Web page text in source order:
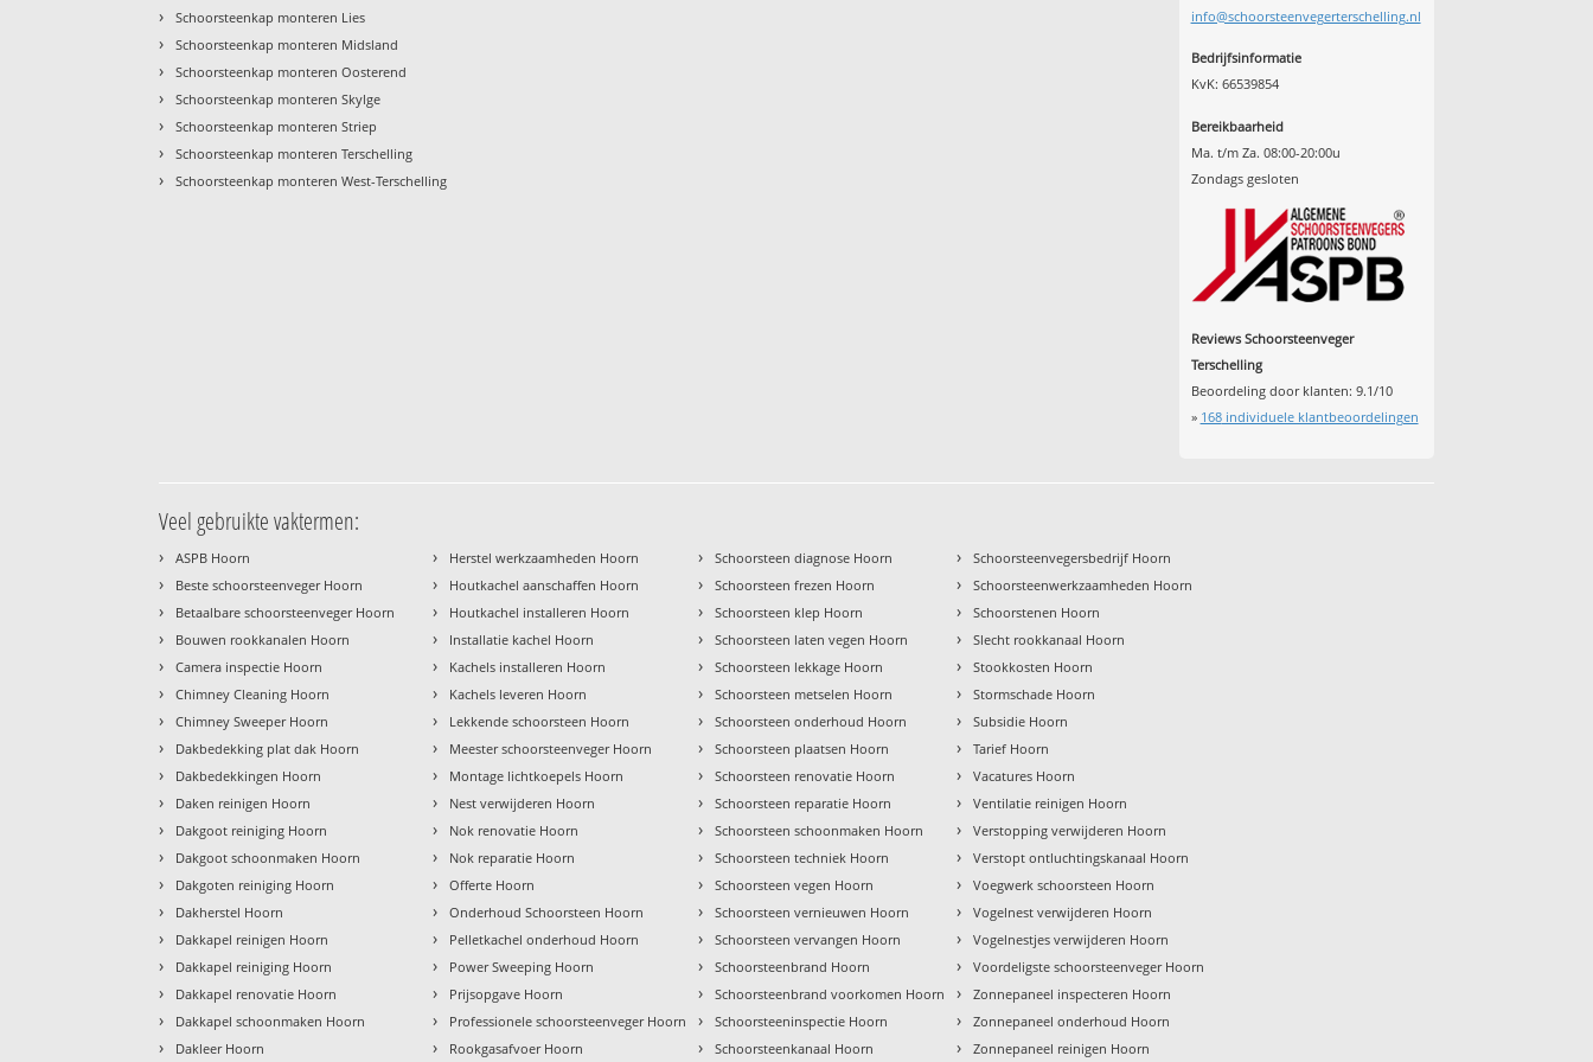
›
Schoorsteenkap monteren Lies
› Schoorsteenkap monteren Midsland
› Schoorsteenkap monteren Oosterend
› Schoorsteenkap monteren Skylge
› Schoorsteenkap monteren Striep
› Schoorsteenkap monteren Terschelling
› Schoorsteenkap monteren West-Terschelling
info@schoorsteenvegerterschelling.nl
Bedrijfsinformatie
KvK: 66539854
Bereikbaarheid
Ma. t/m Za. 08:00-20:00u
Zondags gesloten
Reviews Schoorsteenveger
Terschelling
Beoordeling door klanten: 9.1/10
» 168individuele klantbeoordelingen
Veel gebruikte vaktermen:
› ASPB Hoorn
› Beste schoorsteenveger Hoorn
› Betaalbare schoorsteenveger Hoorn
› Bouwen rookkanalen Hoorn
› Camera inspectie Hoorn
› Chimney Cleaning Hoorn
› Chimney Sweeper Hoorn
› Dakbedekking plat dak Hoorn
› Dakbedekkingen Hoorn
› Daken reinigen Hoorn
› Dakgoot reiniging Hoorn
› Dakgoot schoonmaken Hoorn
› Dakgoten reiniging Hoorn
› Dakherstel Hoorn
› Dakkapel reinigen Hoorn
› Dakkapel reiniging Hoorn
› Dakkapel renovatie Hoorn
› Dakkapel schoonmaken Hoorn
› Dakleer Hoorn
› Herstel werkzaamheden Hoorn
› Houtkachel aanschaffen Hoorn
› Houtkachel installeren Hoorn
› Installatie kachel Hoorn
› Kachels installeren Hoorn
› Kachels leveren Hoorn
› Lekkende schoorsteen Hoorn
› Meester schoorsteenveger Hoorn
› Montage lichtkoepels Hoorn
› Nest verwijderen Hoorn
› Nok renovatie Hoorn
› Nok reparatie Hoorn
› Offerte Hoorn
› Onderhoud Schoorsteen Hoorn
› Pelletkachel onderhoud Hoorn
› Power Sweeping Hoorn
› Prijsopgave Hoorn
› Professionele schoorsteenveger Hoorn
› Rookgasafvoer Hoorn
› Schoorsteen diagnose Hoorn
› Schoorsteen frezen Hoorn
› Schoorsteen klep Hoorn
› Schoorsteen laten vegen Hoorn
› Schoorsteen lekkage Hoorn
› Schoorsteen metselen Hoorn
› Schoorsteen onderhoud Hoorn
› Schoorsteen plaatsen Hoorn
› Schoorsteen renovatie Hoorn
› Schoorsteen reparatie Hoorn
› Schoorsteen schoonmaken Hoorn
› Schoorsteen techniek Hoorn
› Schoorsteen vegen Hoorn
› Schoorsteen vernieuwen Hoorn
› Schoorsteen vervangen Hoorn
› Schoorsteenbrand Hoorn
› Schoorsteenbrand voorkomen Hoorn
› Schoorsteeninspectie Hoorn
› Schoorsteenkanaal Hoorn
› Schoorsteenvegersbedrijf Hoorn
› Schoorsteenwerkzaamheden Hoorn
› Schoorstenen Hoorn
› Slecht rookkanaal Hoorn
› Stookkosten Hoorn
› Stormschade Hoorn
› Subsidie Hoorn
› Tarief Hoorn
› Vacatures Hoorn
› Ventilatie reinigen Hoorn
› Verstopping verwijderen Hoorn
› Verstopt ontluchtingskanaal Hoorn
› Voegwerk schoorsteen Hoorn
› Vogelnest verwijderen Hoorn
› Vogelnestjes verwijderen Hoorn
› Voordeligste schoorsteenveger Hoorn
› Zonnepaneel inspecteren Hoorn
› Zonnepaneel onderhoud Hoorn
› Zonnepaneel reinigen Hoorn